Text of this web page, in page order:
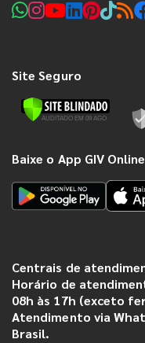
Site Seguro
Baixe o App GIV Online
Centrais de
Horário de
08h às 17h (exceto
Atendimento via
Brasil.